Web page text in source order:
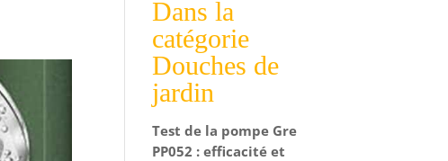
Dans la
catégorie
Douches de
jardin
Test de la pompe Gre
PP052 : efficacité et